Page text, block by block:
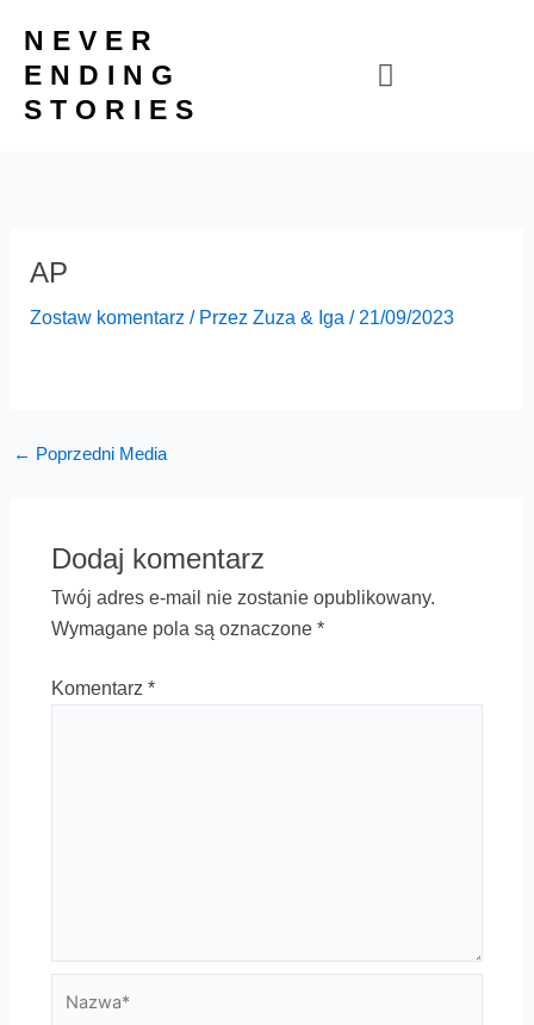
treści
NEVER
ENDING
STORIES
AP
Zostaw komentarz / Przez Zuza & Iga / 21/09/2023
← Poprzedni Media
Dodaj komentarz
Twój adres e-mail nie zostanie opublikowany.
Wymagane pola są oznaczone *
Komentarz *